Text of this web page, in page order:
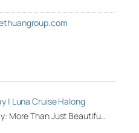
| Luna Cruise Halong
More Than Just Beautifu…